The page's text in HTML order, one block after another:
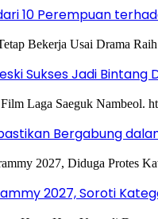
10 Perempuan
Sukses Jadi
Bergabung
2027, Soroti